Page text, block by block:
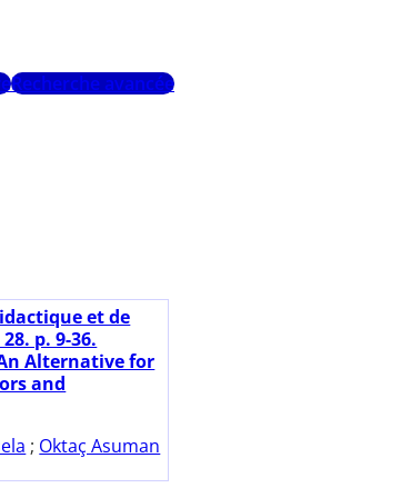
Recherche avancée
et de
p. 9-36.
Alternative for
and
; Oktaç Asuman